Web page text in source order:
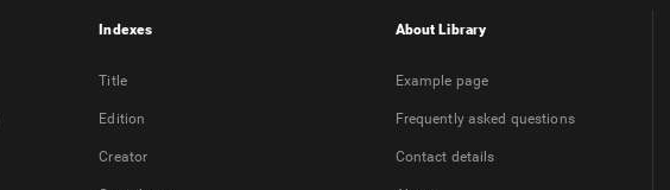
Indexes
Title
Edition
Creator
About Library
Example page
Frequently asked questions
Contact details